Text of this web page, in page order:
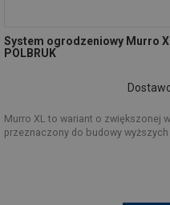
System ogrodzeniowy Murro
POLBRUK
Murro XL to wariant o zwiększonej
przeznaczony do budowy